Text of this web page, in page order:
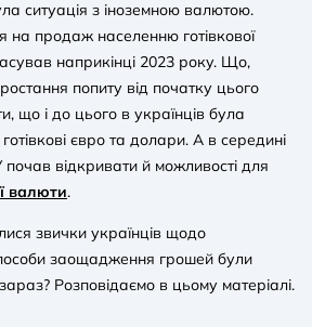
ситуація з іноземною валютою.
на продаж населенню готівкової
наприкінці 2023 року. Що,
попиту від початку цього
що і до цього в українців була
євро та долари. А в середині
відкривати й можливості для
валюти.
звички українців щодо
заощадження грошей були
Розповідаємо в цьому матеріалі.